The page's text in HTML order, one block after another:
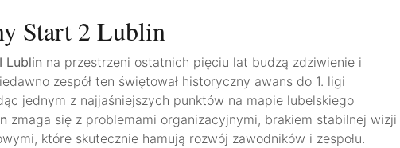
Start 2 Lublin
Lublin na przestrzeni ostatnich pięciu lat budzą zdziwienie i
zespół ten świętował historyczny awans do 1. ligi
jednym z najjaśniejszych punktów na mapie lubelskiego
zmaga się z problemami organizacyjnymi, brakiem stabilnej wizji
które skutecznie hamują rozwój zawodników i zespołu.